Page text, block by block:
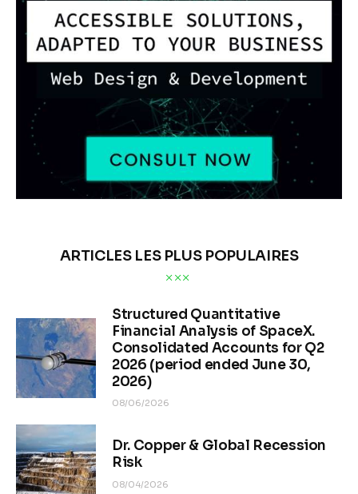
ARTICLES LES PLUS POPULAIRES
Structured Quantitative
Financial Analysis of SpaceX.
Consolidated Accounts for Q2
2026 (period ended June 30,
2026)
08/06/2026
Dr. Copper & Global Recession
Risk
08/04/2026